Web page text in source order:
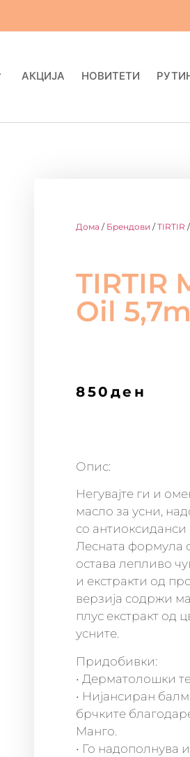
АКЦИЈА НОВИТЕТИ
Дома / Брендови /TIRTIR
TIRTIR
Oil
850 ден
Опис:
Негувајте ги и
масло за усни,
со антиоксиданси
Лесната формула
остава лепливо
и екстракти од
верзија содржи
плус екстракт од
усните.
Придобивки:
• Дерматолошки
• Нијансиран балм
брчките
Манго.
• Го надополнува